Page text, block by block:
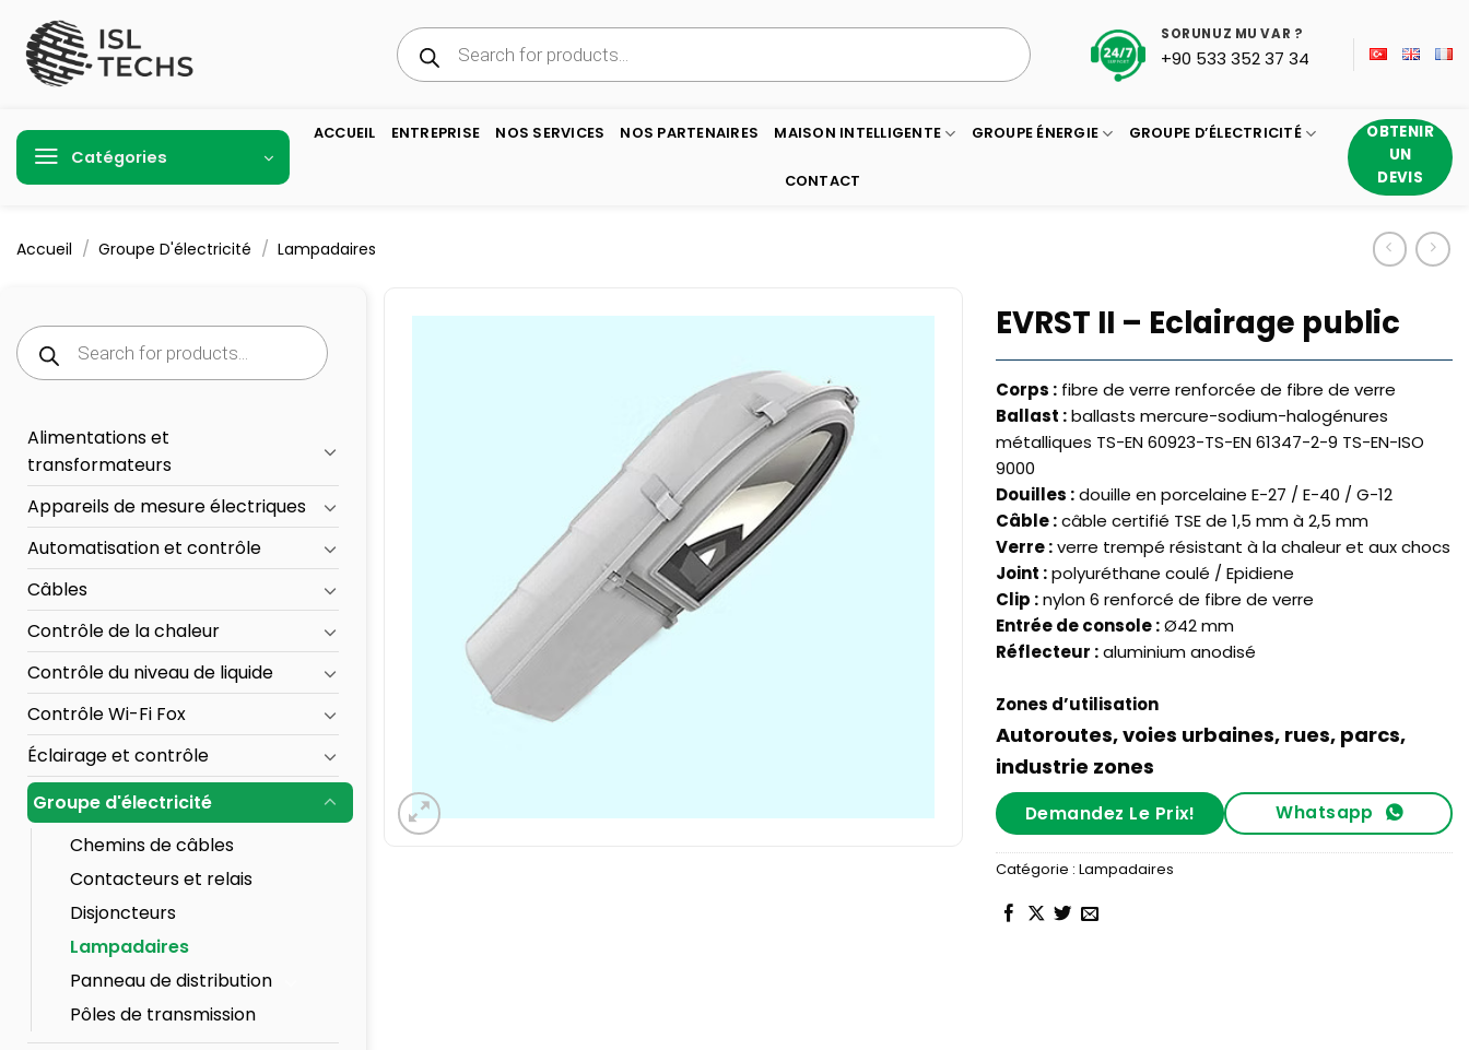
contenu
Recherche
de
produits
SORUNUZ MU VAR ?
+90 533 352 37 34
Catégories
ACCUEIL ENTREPRISE NOS SERVICES NOS PARTENAIRES MAISON INTELLIGENTE GROUPE ÉNERGIE GROUPE D’ÉLECTRICITÉ
CONTACT
OBTENIR
UN
DEVIS
Accueil / Groupe D'électricité / Lampadaires
EVRST II – Eclairage public
Corps : fibre de verre renforcée de fibre de verre
Ballast :ballasts mercure-sodium-halogénures
métalliques TS-EN 60923-TS-EN 61347-2-9 TS-EN-ISO
9000
Douilles :douille en porcelaine E-27 / E-40 / G-12
Câble :câble certifié TSE de 1,5 mm à 2,5 mm
Verre :verre trempé résistant à la chaleur et aux chocs
Joint :polyuréthane coulé / Epidiene
Clip :nylon 6 renforcé de fibre de verre
Entrée de console :Ø42 mm
Réflecteur :aluminium anodisé
Zones d’utilisation
Autoroutes, voies urbaines, rues, parcs,
industrie zones
Demandez Le Prix! Whatsapp
Catégorie : Lampadaires
Recherche
de
produits
Alimentations et
transformateurs
Appareils de mesure électriques
Automatisation et contrôle
Câbles
Contrôle de la chaleur
Contrôle du niveau de liquide
Contrôle Wi-Fi Fox
Éclairage et contrôle
Groupe d'électricité
Chemins de câbles
Contacteurs et relais
Disjoncteurs
Lampadaires
Panneau de distribution
Pôles de transmission